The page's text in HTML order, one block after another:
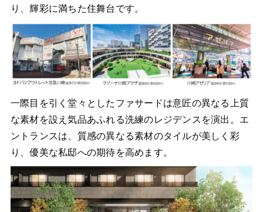
り、輝彩に満ちた住舞台です。
一際目を引く堂々としたファサードは意匠の異なる上質
な素材を設え気品あふれる洗練のレジデンスを演出。エ
ントランスは、質感の異なる素材のタイルが美しく彩
り、優美な私邸への期待を高めます。